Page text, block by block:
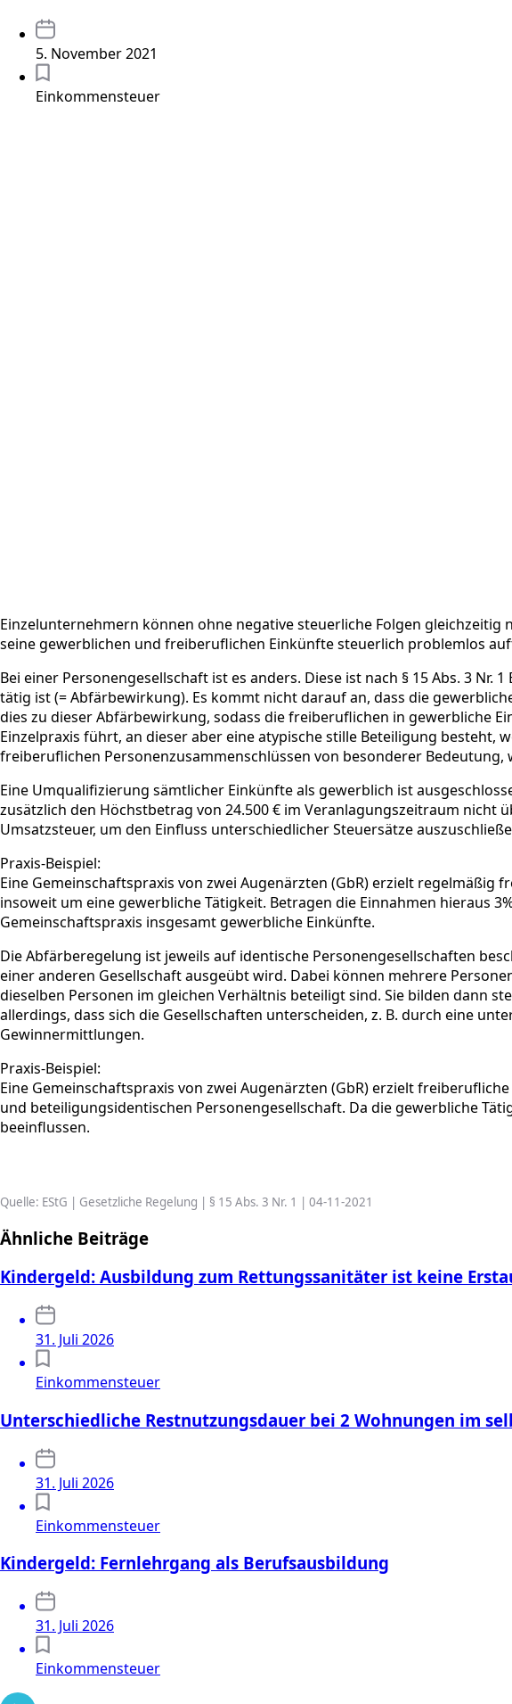
5. November 2021
Einkommensteuer
Einzelunternehmern können ohne negative steuerliche Folgen
seine gewerblichen und freiberuflichen Einkünfte steuerlich problemlos
Bei einer Personengesellschaft ist es anders. Diese ist nach § 15 Abs. 3
tätig ist (= Abfärbewirkung). Es kommt nicht darauf an, dass die
dies zu dieser Abfärbewirkung, sodass die freiberuflichen in gewerbliche
Einzelpraxis führt, an dieser aber eine atypische stille Beteiligung
freiberuflichen Personenzusammenschlüssen von besonderer
Eine Umqualifizierung sämtlicher Einkünfte als gewerblich ist
zusätzlich den Höchstbetrag von 24.500 € im Veranlagungszeitraum
Umsatzsteuer, um den Einfluss unterschiedlicher Steuersätze
Praxis-Beispiel:
Eine Gemeinschaftspraxis von zwei Augenärzten (GbR) erzielt
insoweit um eine gewerbliche Tätigkeit. Betragen die Einnahmen hieraus
Gemeinschaftspraxis insgesamt gewerbliche Einkünfte.
Die Abfärberegelung ist jeweils auf identische Personengesellschaften
einer anderen Gesellschaft ausgeübt wird. Dabei können mehrere
dieselben Personen im gleichen Verhältnis beteiligt sind. Sie bilden dann
allerdings, dass sich die Gesellschaften unterscheiden, z. B. durch eine
Gewinnermittlungen.
Praxis-Beispiel:
Eine Gemeinschaftspraxis von zwei Augenärzten (GbR) erzielt
und beteiligungsidentischen Personengesellschaft. Da die gewerbliche
beeinflussen.
Quelle: EStG | Gesetzliche Regelung | § 15 Abs. 3 Nr. 1 | 04-11-2021
Ähnliche Beiträge
Kindergeld: Ausbildung zum Rettungssanitäter ist keine
31. Juli 2026
Einkommensteuer
Unterschiedliche Restnutzungsdauer bei 2 Wohnungen im
31. Juli 2026
Einkommensteuer
Kindergeld: Fernlehrgang als Berufsausbildung
31. Juli 2026
Einkommensteuer